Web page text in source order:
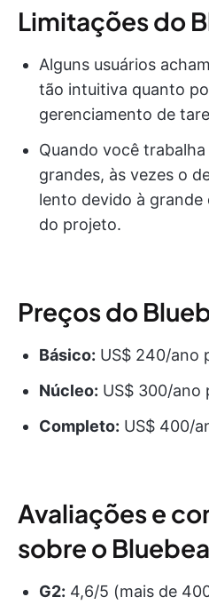
Limitações do
Alguns usuários
tão intuitiva quanto
gerenciamento de
Quando você
grandes, às vezes o
lento devido à
do projeto.
Preços do
Básico: US$ 240/ano
Núcleo: US$ 300/ano
Completo: US$ 400/
Avaliações e
sobre o
G2: 4,6/5 (mais de